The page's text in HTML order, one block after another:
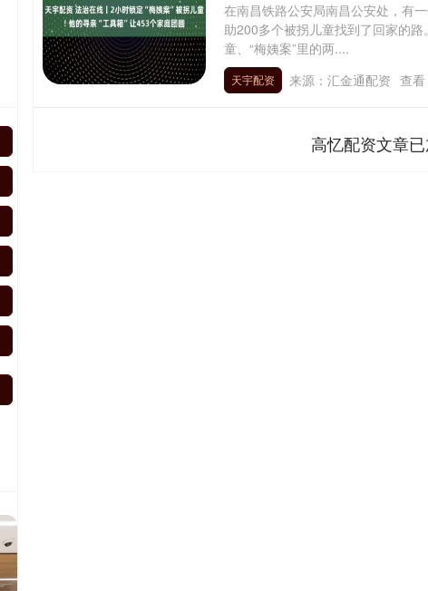
在南昌铁路公安局南昌公安处，有
助200多个被拐儿童找到了回家的
童、“梅姨案”里的两....
天宇配资 来源：汇金通配资 查
高忆配资文章